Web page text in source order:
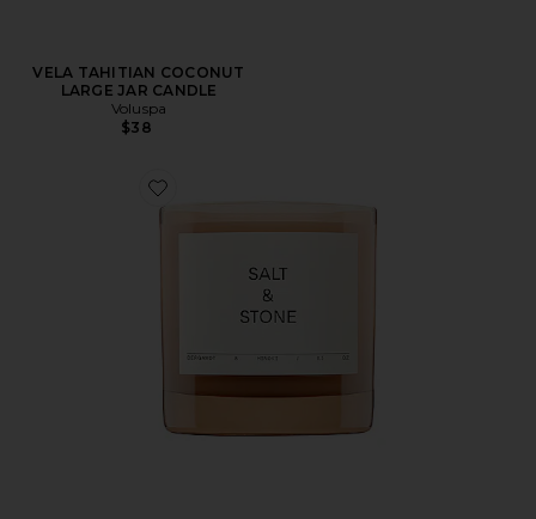
VELA TAHITIAN COCONUT
LARGE JAR CANDLE
Voluspa
$38
Favorite VELA BERGAMOT & HINOKI CANDLE